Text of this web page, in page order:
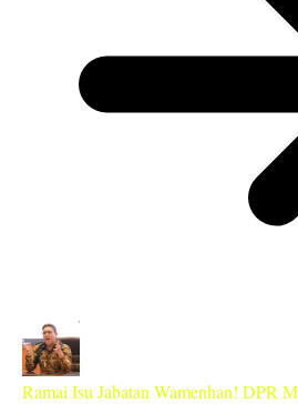
Ramai Isu Jabatan Wamenhan! DPR